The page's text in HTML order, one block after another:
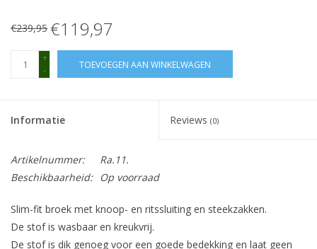
€239,95 €119,97
+
-
TOEVOEGEN AAN WINKELWAGEN
Informatie Reviews (0)
Artikelnummer:
Ra.11.
Beschikbaarheid:
Op voorraad
Slim-fit broek met knoop- en ritssluiting en steekzakken.
De stof is wasbaar en kreukvrij.
De stof is dik genoeg voor een goede bedekking en laat geen